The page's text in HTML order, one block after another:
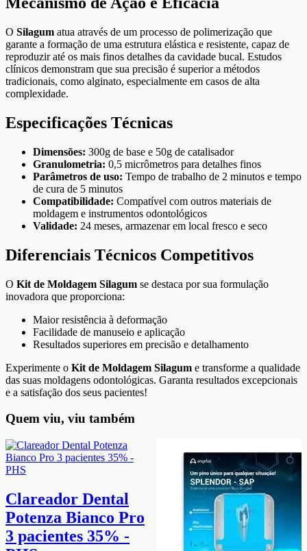
O Silagum atua através de um processo de polimerização que
garante a formação de uma estrutura elástica e resistente, capaz de
reproduzir até os mais finos detalhes da cavidade bucal. Estudos
clínicos demonstram que sua precisão é superior a métodos
tradicionais, como alginato, especialmente em casos de alta
complexidade.
Especificações Técnicas
Dimensões: 300g de base e 50g de catalisador
Granulometria: 0,5 micrômetros para detalhes finos
Parâmetros de uso: Tempo de trabalho de 2 minutos e tempo
de cura de 5 minutos
Compatibilidade: Compatível com outros materiais de
moldagem e instrumentos odontológicos
Validade: 24 meses, armazenar em local fresco e seco
Diferenciais Técnicos Competitivos
O Kit de Moldagem Silagum se destaca por sua formulação
inovadora que proporciona:
Maior resistência à deformação
Facilidade de manuseio e aplicação
Resultados superiores em precisão e detalhamento
Experimente o Kit de Moldagem Silagum e transforme a qualidade
das suas moldagens odontológicas. Garanta resultados excepcionais
e a satisfação dos seus pacientes!
Quem viu, viu também
Clareador Dental
Potenza Bianco Pro
3 pacientes 35% -